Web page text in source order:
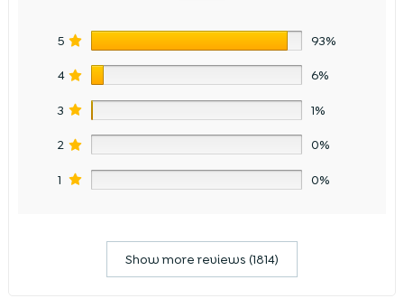
5 93%
4 6%
3 1%
2 0%
1 0%
Show more reviews (1814)